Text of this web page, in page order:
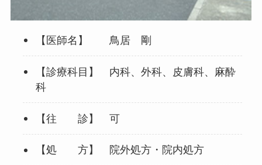
【医師名】 鳥居 剛
【診療科目】 内科、外科、皮膚科、麻酔
科
【往 診】 可
【処 方】 院外処方・院内処方